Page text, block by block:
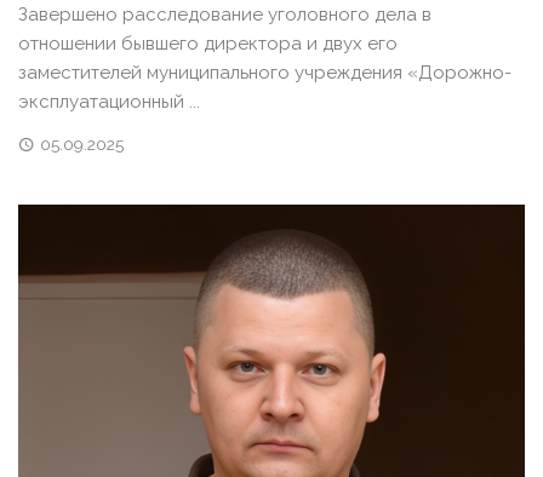
Завершено расследование уголовного дела в
отношении бывшего директора и двух его
заместителей муниципального учреждения «Дорожно-
эксплуатационный ...
05.09.2025